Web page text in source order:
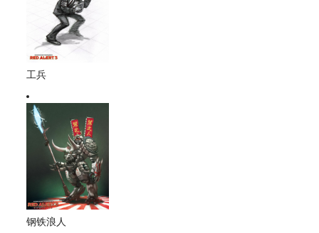
工兵
钢铁浪人